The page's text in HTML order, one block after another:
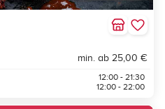
min. ab 25,00 €
12:00 - 21:30
12:00 - 22:00